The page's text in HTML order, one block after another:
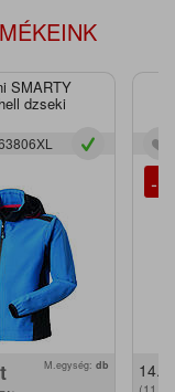
SMARTY
dzseki
M.egység: db
-